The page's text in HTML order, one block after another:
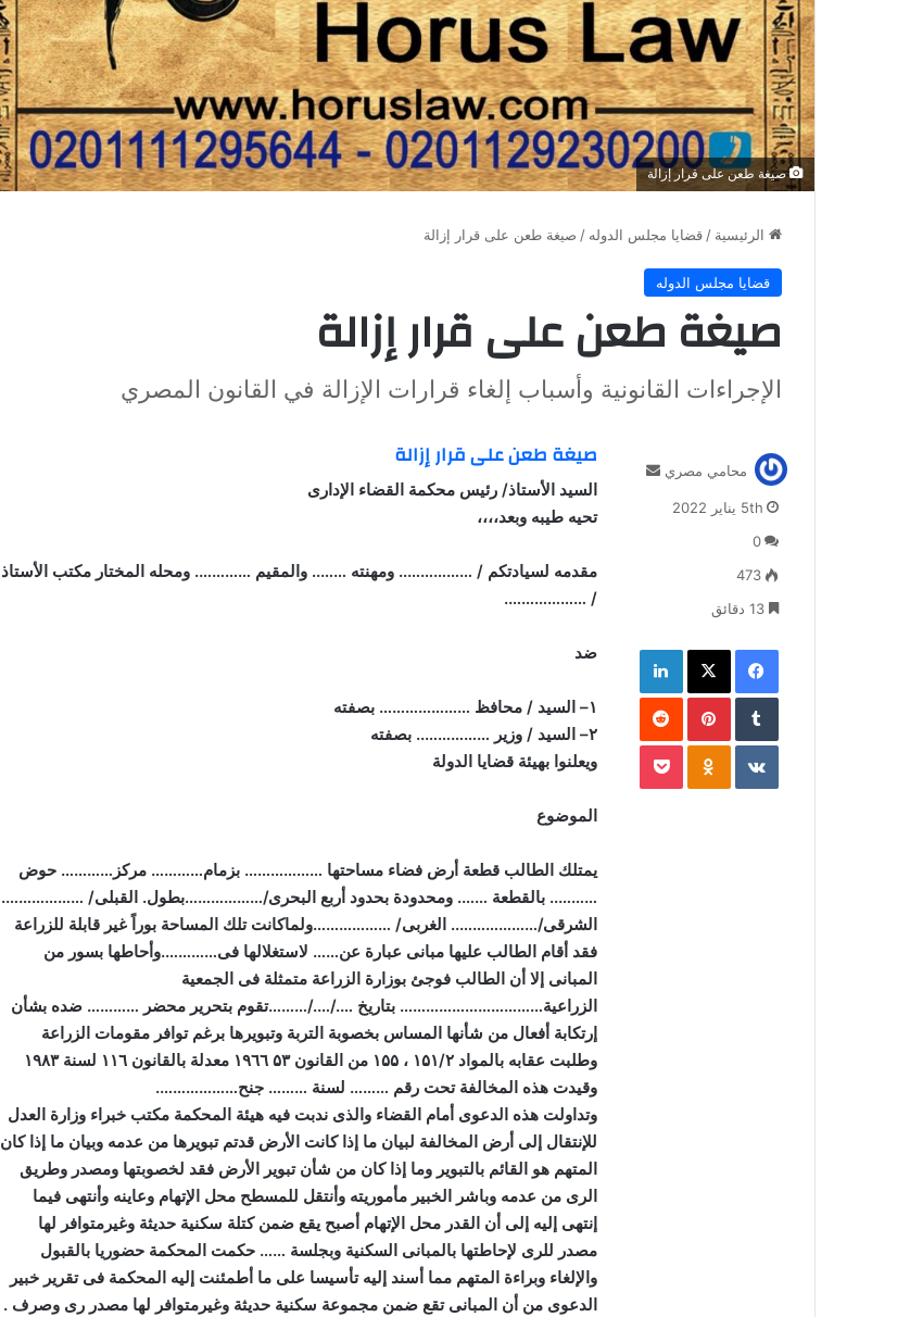
صيغة طعن على قرار إزالة
الرئيسية / قضايا مجلس الدوله / صيغة طعن على قرار إزالة
قضايا مجلس الدوله
صيغة طعن على قرار إزالة
الإجراءات القانونية وأسباب إلغاء قرارات الإزالة في القانون المصري
صيغة طعن على قرار إزالة
السيد الأستاذ/ رئيس محكمة القضاء الإدارى
تحيه طيبه وبعد،،،،
مقدمه لسيادتكم / …………….. ومهنته …….. والمقيم …………. ومحله المختار مكتب الأستاذ
/ ……………….
ضد
۱– السيد / محافظ ………………… بصفته
۲– السيد / وزير …………….. بصفته
ويعلنوا بهيئة قضايا الدولة
الموضوع
يمتلك الطالب قطعة أرض فضاء مساحتها ……………… بزمام………… مركز………… حوض
……….. بالقطعة ……. ومحدودة بحدود أربع البحرى/………………بطول. القبلى/ ……………….
الشرقى/……………….. الغربى/ ………………ولماكانت تلك المساحة بوراً غير قابلة للزراعة
فقد أقام الطالب عليها مبانى عبارة عن…… لاستغلالها فى………….وأحاطها بسور من
المبانى إلا أن الطالب فوجئ بوزارة الزراعة متمثلة فى الجمعية
الزراعية…………………………… بتاريخ …./…./………تقوم بتحرير محضر ………… ضده بشأن
إرتكابة أفعال من شأنها المساس بخصوبة التربة وتبويرها برغم توافر مقومات الزراعة
وطلبت عقابه بالمواد ۱۵۱/۲ ، ۱۵۵ من القانون۵۳ ۱۹٦٦ معدلة بالقانون ۱۱٦ لسنة۱۹۸۳
وقيدت هذه المخالفة تحت رقم ……… لسنة ……… جنح……………….
وتداولت هذه الدعوى أمام القضاء والذى ندبت فيه هيئة المحكمة مكتب خبراء وزارة العدل
للإنتقال إلى أرض المخالفة لبيان ما إذا كانت الأرض قدتم تبويرها من عدمه وبيان ما إذا كان
المتهم هو القائم بالتبوير وما إذا كان من شأن تبوير الأرض فقد لخصوبتها ومصدر وطريق
الرى من عدمه وباشر الخبير مأموريته وأنتقل للمسطح محل الإتهام وعاينه وأنتهى فيما
إنتهى إليه إلى أن القدر محل الإتهام أصبح يقع ضمن كتلة سكنية حديثة وغيرمتوافر لها
مصدر للرى لإحاطتها بالمبانى السكنية وبجلسة …… حكمت المحكمة حضوريا بالقبول
والإلغاء وبراءة المتهم مما أسند إليه تأسيسا على ما أطمئنت إليه المحكمة فى تقرير خبير
الدعوى من أن المبانى تقع ضمن مجموعة سكنية حديثة وغيرمتوافر لها مصدر رى وصرف .
محامي مصري
أرسل
5th يناير 2022
0
473
فيسبوك‫X لينكدإن
‏Tumblr بينتيريست
‏Reddit
‏VKontakte
Odnoklassniki
‫Pocket